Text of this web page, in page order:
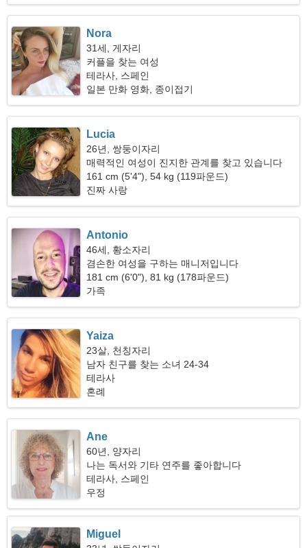
Nora
31세, 게자리
커플을 찾는 여성
테라사, 스페인
일본 만화 영화, 종이접기
Lucia
26년, 쌍둥이자리
매력적인 여성이 진지한 관계를 찾고 있습니다
161 cm (5'4"), 54 kg (119파운드)
진짜 사랑
Antonio
46세, 황소자리
겸손한 여성을 구하는 매니저입니다
181 cm (6'0"), 81 kg (178파운드)
가족
Yaiza
23살, 천칭자리
남자 친구를 찾는 소녀 24-34
테라사
혼례
Ane
60년, 양자리
나는 독서와 기타 연주를 좋아합니다
테라사, 스페인
우정
Miguel